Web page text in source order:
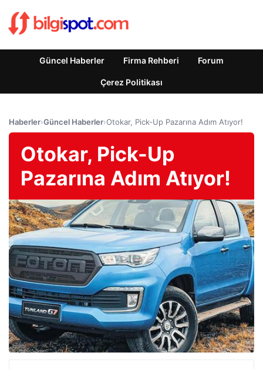
Güncel Haberler Firma Rehberi Forum
Çerez Politikası
Haberler›Güncel Haberler›Otokar, Pick-Up Pazarına Adım Atıyor!
Otokar, Pick-Up
Pazarına Adım Atıyor!